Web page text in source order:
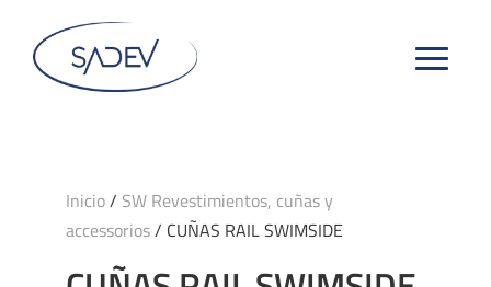
Inicio/ SW Revestimientos, cuñas y
accessorios/ CUÑAS RAIL SWIMSIDE